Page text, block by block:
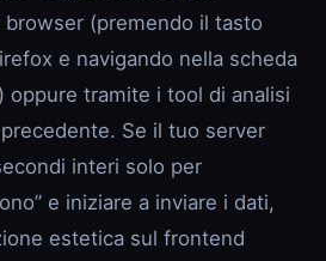
(premendo il tasto
e navigando nella scheda
oppure tramite i tool di analisi
Se il tuo server
interi solo per
e iniziare a inviare i dati,
estetica sul frontend